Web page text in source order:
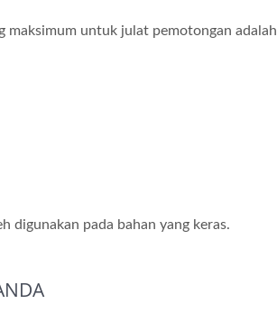
maksimum untuk julat pemotongan adalah
digunakan pada bahan yang keras.